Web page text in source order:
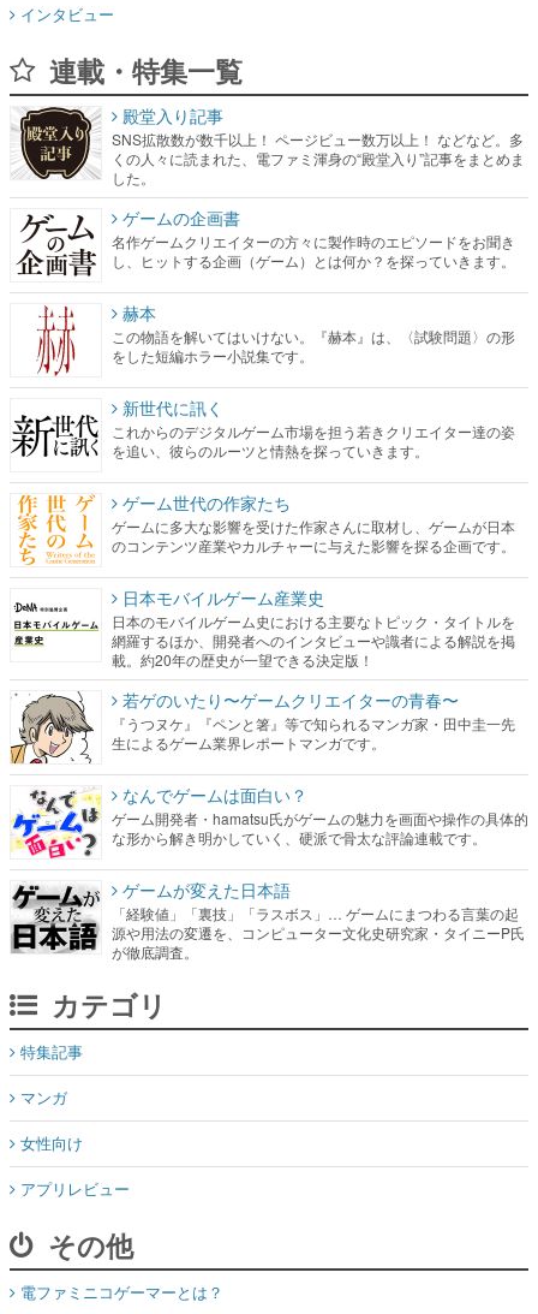
インタビュー
連載・特集一覧
殿堂入り記事
SNS拡散数が数千以上！ ページビュー数万以上！ などなど。多
くの人々に読まれた、電ファミ渾身の“殿堂入り”記事をまとめま
した。
ゲームの企画書
名作ゲームクリエイターの方々に製作時のエピソードをお聞き
し、ヒットする企画（ゲーム）とは何か？を探っていきます。
赫本
この物語を解いてはいけない。『赫本』は、〈試験問題〉の形
をした短編ホラー小説集です。
新世代に訊く
これからのデジタルゲーム市場を担う若きクリエイター達の姿
を追い、彼らのルーツと情熱を探っていきます。
ゲーム世代の作家たち
ゲームに多大な影響を受けた作家さんに取材し、ゲームが日本
のコンテンツ産業やカルチャーに与えた影響を探る企画です。
日本モバイルゲーム産業史
日本のモバイルゲーム史における主要なトピック・タイトルを
網羅するほか、開発者へのインタビューや識者による解説を掲
載。約20年の歴史が一望できる決定版！
若ゲのいたり〜ゲームクリエイターの青春〜
『うつヌケ』『ペンと箸』等で知られるマンガ家・田中圭一先
生によるゲーム業界レポートマンガです。
なんでゲームは面白い？
ゲーム開発者・hamatsu氏がゲームの魅力を画面や操作の具体的
な形から解き明かしていく、硬派で骨太な評論連載です。
ゲームが変えた日本語
「経験値」「裏技」「ラスボス」… ゲームにまつわる言葉の起
源や用法の変遷を、コンピューター文化史研究家・タイニーP氏
が徹底調査。
カテゴリ
特集記事
マンガ
女性向け
アプリレビュー
その他
電ファミニコゲーマーとは？